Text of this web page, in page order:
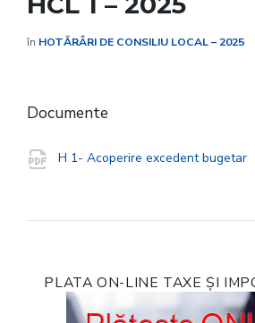
în HOTĂRÂRI DE CONSILIU LOCAL – 2025
Documente
H 1- Acoperire excedent bugetar
PLATA ON-LINE TAXE ȘI